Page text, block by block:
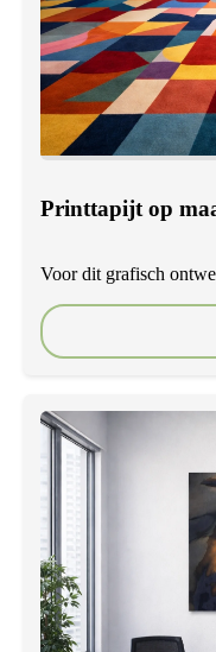
Printtapijt op
Voor dit grafisch